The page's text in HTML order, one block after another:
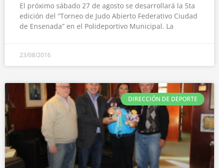
El próximo sábado 27 de agosto se desarrollará la 5ta
edición del “Torneo de Judo Abierto Federativo Ciudad
de Ensenada” en el Polideportivo Municipal. La
23/08/2016
DIRECCIÓN DE DEPORTE